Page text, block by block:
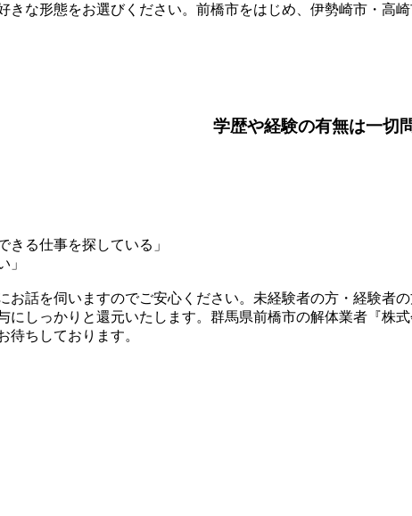
きな形態をお選びください。前橋市をはじめ、伊勢崎市・高
学歴や経験の有無は一切
きる仕事を探している」
」
お話を伺いますのでご安心ください。未経験者の方・経験者
にしっかりと還元いたします。群馬県前橋市の解体業者『株
待ちしております。